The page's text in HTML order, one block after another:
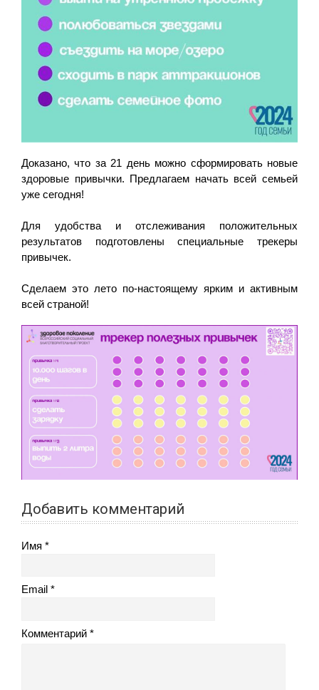
Доказано, что за 21 день можно сформировать новые
здоровые привычки. Предлагаем начать всей семьей
уже сегодня!
Для удобства и отслеживания положительных
результатов подготовлены специальные трекеры
привычек.
Сделаем это лето по-настоящему ярким и активным
всей страной!
Добавить комментарий
Имя
Email
Комментарий